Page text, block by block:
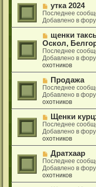
н
и
е
о
о
б
е
н
и
е
Н
о
в
о
е
с
о
о
б
щ
е
н
и
е
утка 2024
Последнее
Добавлено в
Н
о
в
о
е
с
о
о
б
щ
е
н
и
е
щенки
Оскол,
Последнее
Добавлено в
охотников
Н
о
в
о
е
с
о
о
б
щ
е
н
и
е
Продажа
Последнее
Добавлено в
охотников
Н
о
в
о
е
с
о
о
б
щ
Щенки
Последнее
Добавлено в
охотников
Н
о
в
о
е
Дратхаар
Последнее
Добавлено в
охотников